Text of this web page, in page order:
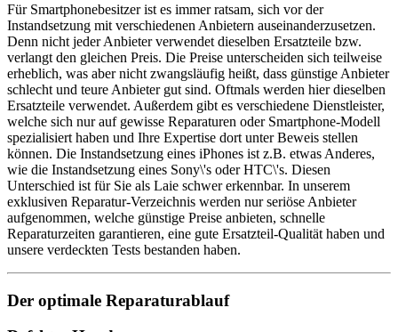
Für Smartphonebesitzer ist es immer ratsam, sich vor der
Instandsetzung mit verschiedenen Anbietern auseinanderzusetzen.
Denn nicht jeder Anbieter verwendet dieselben Ersatzteile bzw.
verlangt den gleichen Preis. Die Preise unterscheiden sich teilweise
erheblich, was aber nicht zwangsläufig heißt, dass günstige Anbieter
schlecht und teure Anbieter gut sind. Oftmals werden hier dieselben
Ersatzteile verwendet. Außerdem gibt es verschiedene Dienstleister,
welche sich nur auf gewisse Reparaturen oder Smartphone-Modell
spezialisiert haben und Ihre Expertise dort unter Beweis stellen
können. Die Instandsetzung eines iPhones ist z.B. etwas Anderes,
wie die Instandsetzung eines Sony\'s oder HTC\'s. Diesen
Unterschied ist für Sie als Laie schwer erkennbar. In unserem
exklusiven Reparatur-Verzeichnis werden nur seriöse Anbieter
aufgenommen, welche günstige Preise anbieten, schnelle
Reparaturzeiten garantieren, eine gute Ersatzteil-Qualität haben und
unsere verdeckten Tests bestanden haben.
Der optimale Reparaturablauf